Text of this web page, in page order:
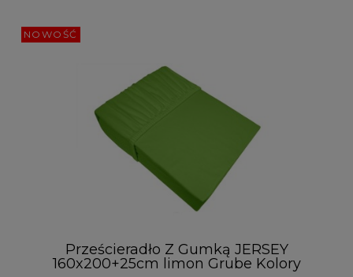
Prześcieradło Z Gumką JERSEY
160x200+25cm limon Grube Kolory
NOWOŚĆ